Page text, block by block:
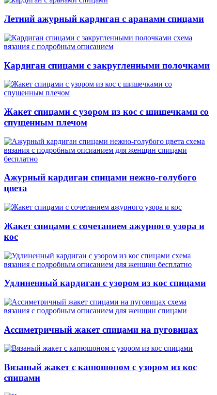
Летний ажурный кардиган с аранами спицами
Кардиган спицами с закругленными полочками
Жакет спицами с узором из кос с шишечками со
спущенным плечом
Ажурный кардиган спицами нежно-голубого
цвета
Жакет спицами с сочетанием ажурного узора и
кос
Удлиненный кардиган с узором из кос спицами
Ассиметричный жакет спицами на пуговицах
Вязаный жакет с капюшоном с узором из кос
спицами